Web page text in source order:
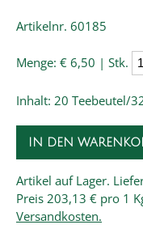
Artikelnr. 60185
Menge: € 6,50 | Stk.
Inhalt: 20 Teebeutel/
IN DEN
Artikel auf Lager.
Preis 203,13 € pro 1
Versandkosten.